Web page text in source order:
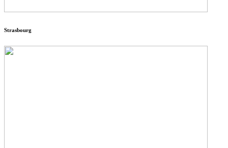
Strasbourg